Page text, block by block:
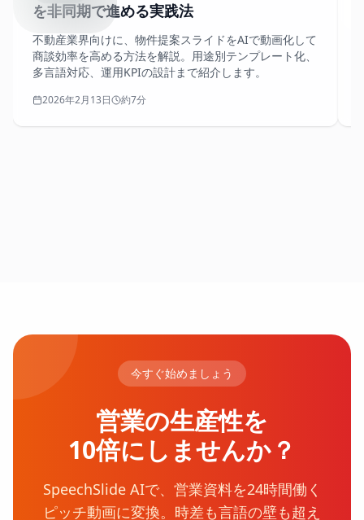
を非同期で進める実践法
不動産業界向けに、物件提案スライドをAIで動画化して
商談効率を高める方法を解説。用途別テンプレート化、
多言語対応、運用KPIの設計まで紹介します。
2026年2月13日 約7分
今すぐ始めましょう
営業の生産性を
10倍にしませんか？
SpeechSlide AIで、営業資料を24時間働く
ピッチ動画に変換。時差も言語の壁も超え